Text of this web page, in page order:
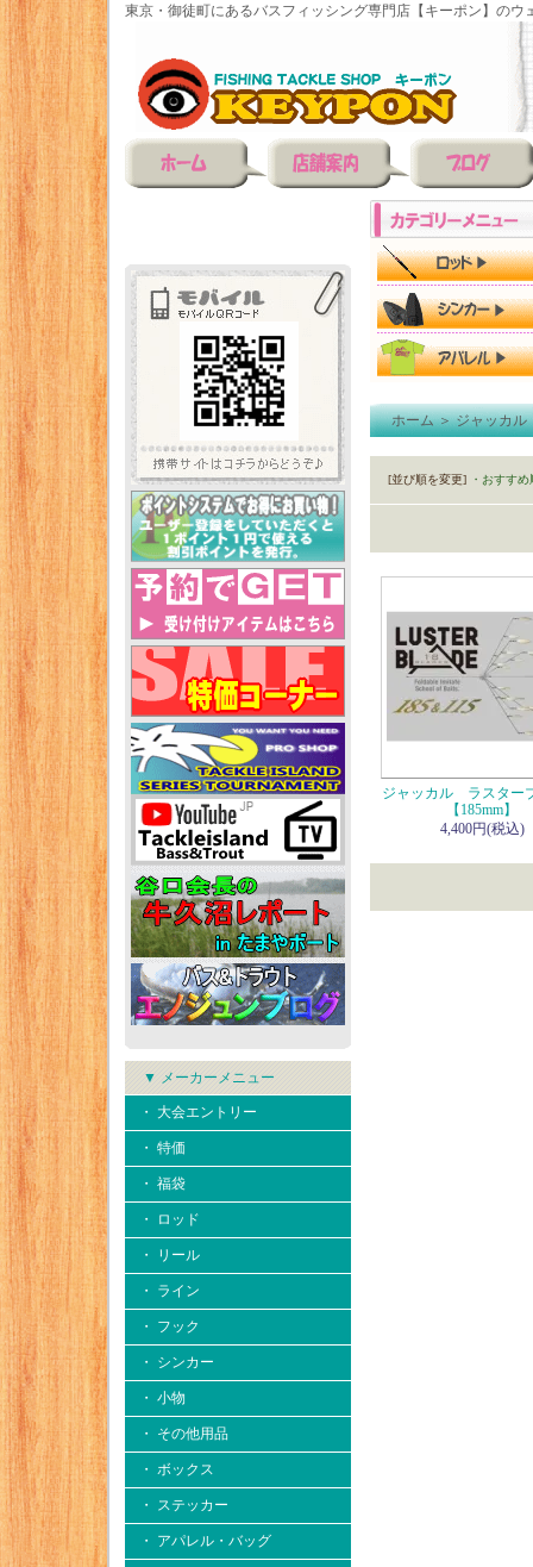
東京・御徒町にあるバスフィッシング専門店【キーポン】のウ
▼ メーカーメニュー
・ 大会エントリー
・ 特価
・ 福袋
・ ロッド
・ リール
・ ライン
・ フック
・ シンカー
・ 小物
・ その他用品
・ ボックス
・ ステッカー
・ アパレル・バッグ
ホーム＞ジャッカル
[並び順を変更] ・おすすめ
ジャッカル ラスター
【185mm】
4,400円(税込)